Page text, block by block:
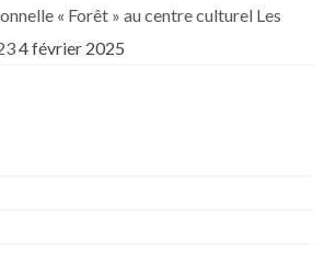
« Forêt » au centre culturel Les
4 février 2025